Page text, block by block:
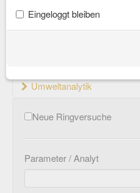
Bedarfsgegenstände und
Material- und
Umweltanalytik
Neue Ringversuche
Parameter / Analyt
Eingeloggt bleiben